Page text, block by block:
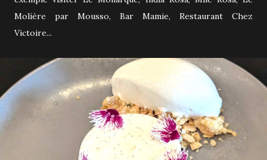
Molière par Mousso, Bar Mamie, Restaurant Chez
Victoire...